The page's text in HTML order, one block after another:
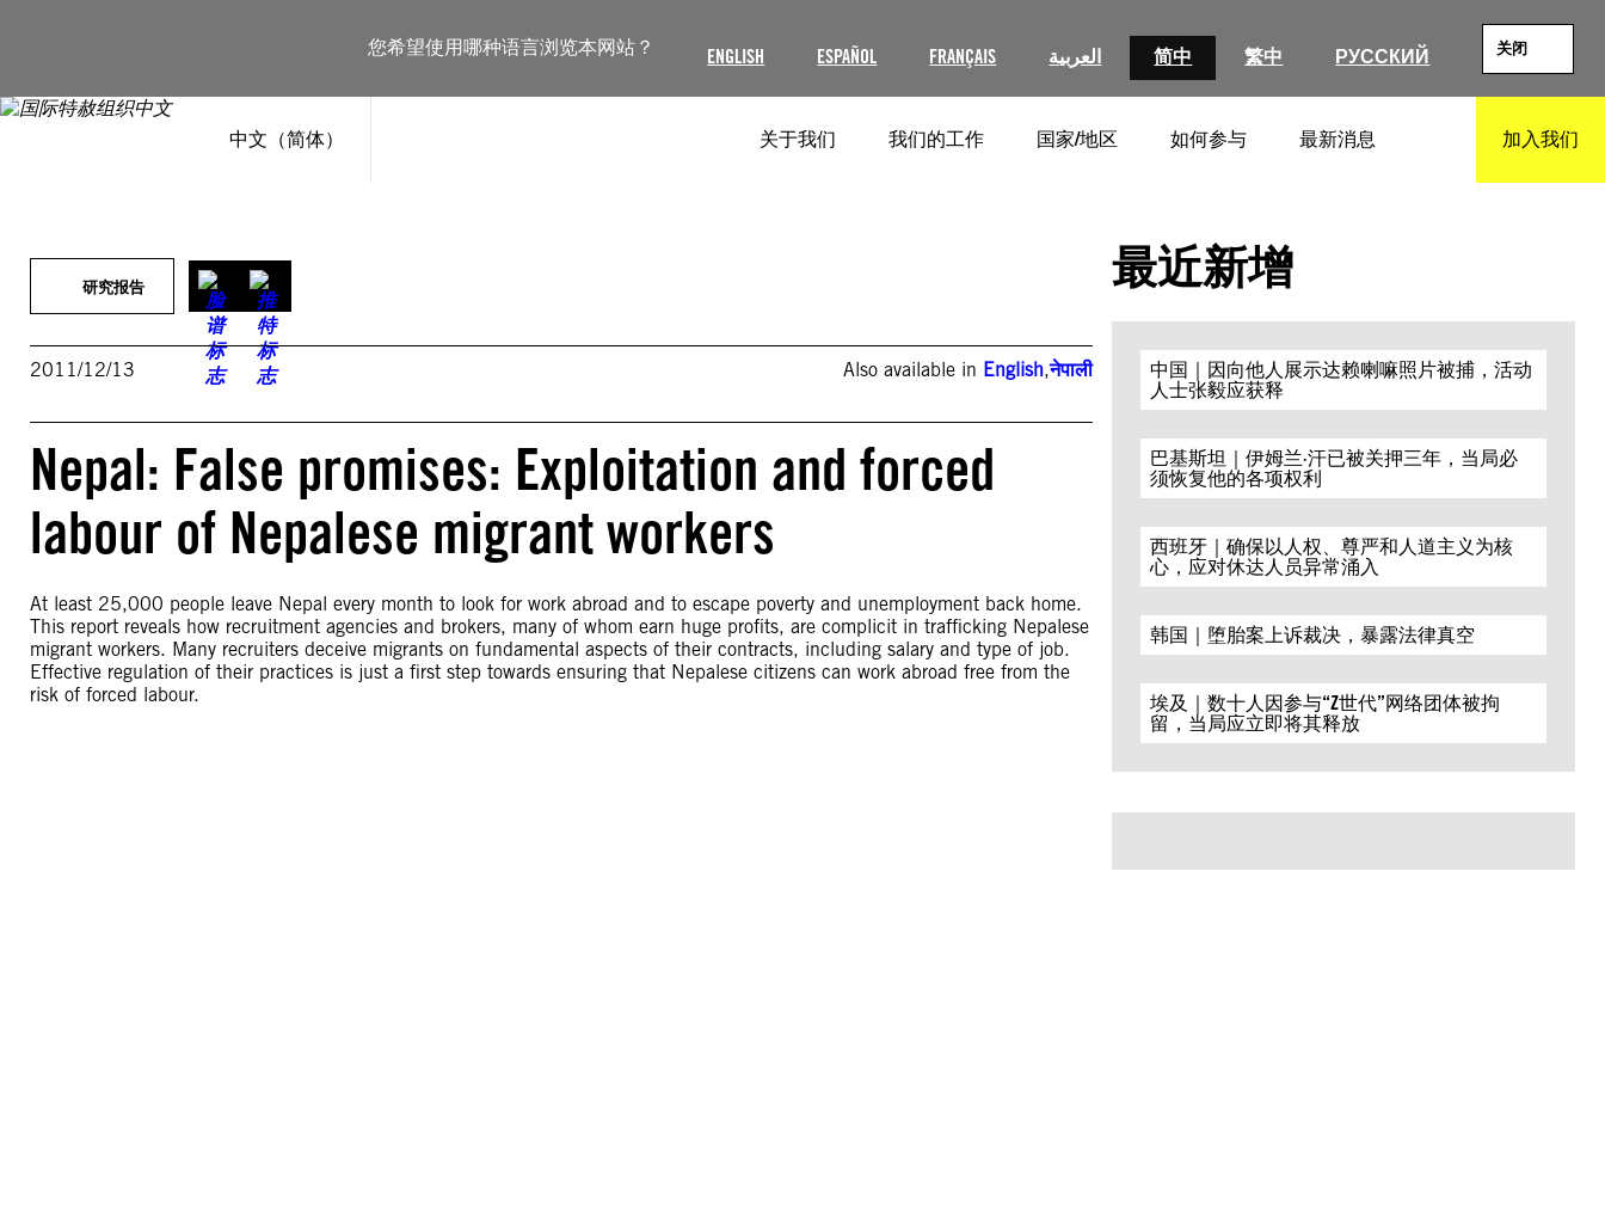
您希望使用哪种语言浏览本网站？ ENGLISH ESPAÑOL FRANÇAIS العربية 简中 繁中 РУССКИЙ 关闭
中文（简体） 关于我们 我们的工作 国家/地区 如何参与 最新消息 加入我们
研究报告
2011/12/13 Also available in English,नेपाली
Nepal: False promises: Exploitation and forced
labour of Nepalese migrant workers
At least 25,000 people leave Nepal every month to look for work abroad and to escape poverty and unemployment back home.
This report reveals how recruitment agencies and brokers, many of whom earn huge profits, are complicit in trafficking Nepalese
migrant workers. Many recruiters deceive migrants on fundamental aspects of their contracts, including salary and type of job.
Effective regulation of their practices is just a first step towards ensuring that Nepalese citizens can work abroad free from the
risk of forced labour.
最近新增
中国｜因向他人展示达赖喇嘛照片被捕，活动
人士张毅应获释
巴基斯坦｜伊姆兰·汗已被关押三年，当局必
须恢复他的各项权利
西班牙｜确保以人权、尊严和人道主义为核
心，应对休达人员异常涌入
韩国｜堕胎案上诉裁决，暴露法律真空
埃及｜数十人因参与“Z世代”网络团体被拘
留，当局应立即将其释放